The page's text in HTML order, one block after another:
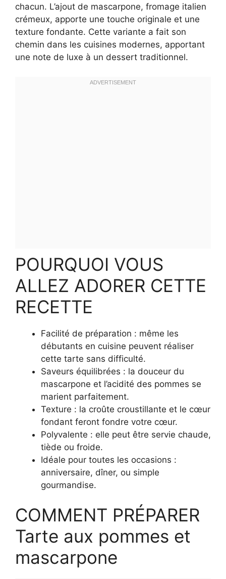
chacun. L’ajout de mascarpone, fromage italien
crémeux, apporte une touche originale et une
texture fondante. Cette variante a fait son
chemin dans les cuisines modernes, apportant
une note de luxe à un dessert traditionnel.
POURQUOI VOUS
ALLEZ ADORER CETTE
RECETTE
Facilité de préparation : même les
débutants en cuisine peuvent réaliser
cette tarte sans difficulté.
Saveurs équilibrées : la douceur du
mascarpone et l’acidité des pommes se
marient parfaitement.
Texture : la croûte croustillante et le cœur
fondant feront fondre votre cœur.
Polyvalente : elle peut être servie chaude,
tiède ou froide.
Idéale pour toutes les occasions :
anniversaire, dîner, ou simple
gourmandise.
COMMENT PRÉPARER
Tarte aux pommes et
mascarpone